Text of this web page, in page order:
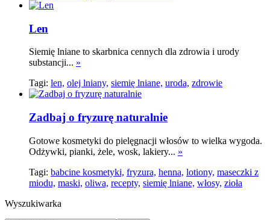
Len
Siemię lniane to skarbnica cennych dla zdrowia i urody
substancji... »
Tagi: len, olej lniany, siemię lniane, uroda, zdrowie
Zadbaj o fryzurę naturalnie
Gotowe kosmetyki do pielęgnacji włosów to wielka wygoda.
Odżywki, pianki, żele, wosk, lakiery... »
Tagi: babcine kosmetyki, fryzura, henna, lotiony, maseczki z
miodu, maski, oliwa, recepty, siemię lniane, włosy, zioła
Wyszukiwarka